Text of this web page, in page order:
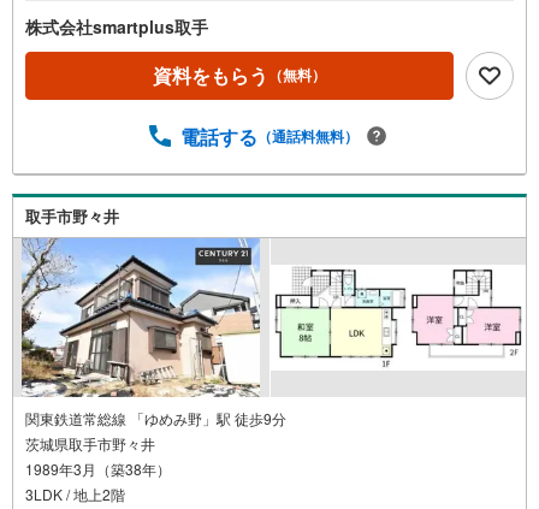
株式会社smartplus取手
資料をもらう （無料）
電話する （通話料無料）
取手市野々井
関東鉄道常総線 「ゆめみ野」駅 徒歩9分
茨城県取手市野々井
1989年3月（築38年）
3LDK / 地上2階